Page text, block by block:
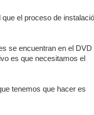
el proceso de
se encuentran en el DVD
es que necesitamos el
tenemos que hacer es